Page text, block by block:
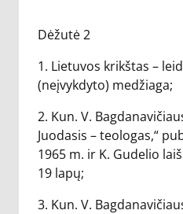
Dėžutė 2
1. Lietuvos krikštas –
(neįvykdyto) medžiaga;
2. Kun. V.
Juodasis – teologas,“
1965 m. ir K. Gudelio
19 lapų;
3. Kun. V.